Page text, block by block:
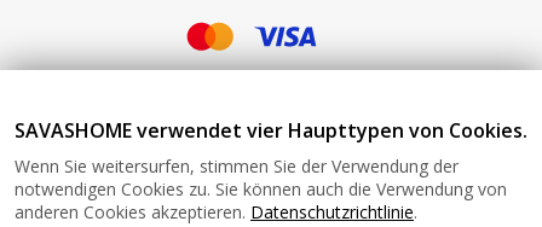
Impressum - Verantwortlich für den Betrieb von
www.savashome.de und von SAVAS Home angebotene Produkte
und Dienstleistungen: Žaros g. 17 LT04125 Vilnius Lithuania
Umsatzsteuer-Identifikationsnummer: LT100015220214 Bitte
senden Sie keine Waren ohne vorherige Bestätigung an diese
SAVASHOME verwendet vier Haupttypen von Cookies.
Wenn Sie weitersurfen, stimmen Sie der Verwendung der
notwendigen Cookies zu. Sie können auch die Verwendung von
anderen Cookies akzeptieren. Datenschutzrichtlinie.